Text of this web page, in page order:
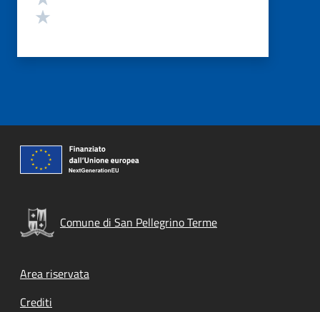
Comune di San Pellegrino Terme
Footer menu
Area riservata
Crediti